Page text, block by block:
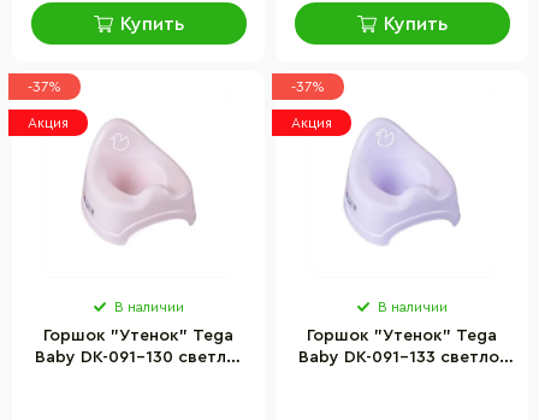
Купить Купить
-37%
Акция
В наличии
Горшок "Утенок" Tega
Baby DK-091-130 светло-
-37%
Акция
В наличии
Горшок "Утенок" Tega
Baby DK-091-133 светло-